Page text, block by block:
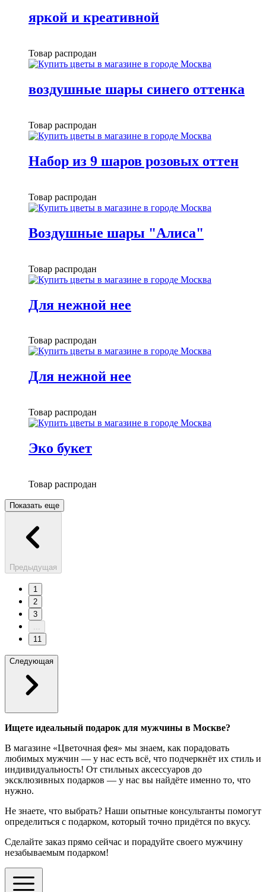
яркой и креативной
Товар распродан
воздушные шары синего оттенка
Товар распродан
Набор из 9 шаров розовых оттен
Товар распродан
Воздушные шары "Алиса"
Товар распродан
Для нежной нее
Товар распродан
Для нежной нее
Товар распродан
Эко букет
Товар распродан
Показать еще
Предыдущая
1
2
3
...
11
Следующая
Ищете идеальный подарок для мужчины в Москве?
В магазине «Цветочная фея» мы знаем, как порадовать
любимых мужчин — у нас есть всё, что подчеркнёт их стиль и
индивидуальность! От стильных аксессуаров до
эксклюзивных подарков — у нас вы найдёте именно то, что
нужно.
Не знаете, что выбрать? Наши опытные консультанты помогут
определиться с подарком, который точно придётся по вкусу.
Сделайте заказ прямо сейчас и порадуйте своего мужчину
незабываемым подарком!